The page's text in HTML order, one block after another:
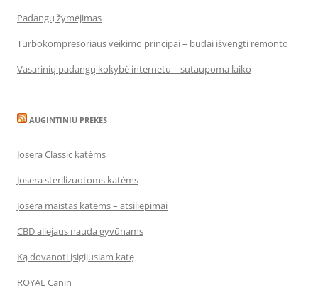
Padangų žymėjimas
Turbokompresoriaus veikimo principai – būdai išvengti remonto
Vasarinių padangų kokybė internetu – sutaupoma laiko
AUGINTINIU PREKES
Josera Classic katėms
Josera sterilizuotoms katėms
Josera maistas katėms – atsiliepimai
CBD aliejaus nauda gyvūnams
Ką dovanoti įsigijusiam katę
ROYAL Canin